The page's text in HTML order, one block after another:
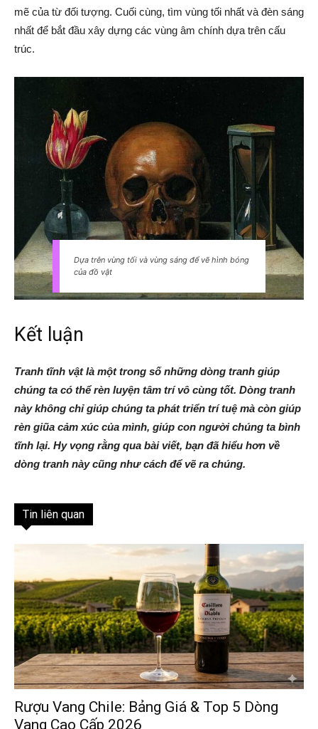
mẽ của từ đối tượng. Cuối cùng, tìm vùng tối nhất và đèn sáng
nhất để bắt đầu xây dựng các vùng âm chính dựa trên cấu
trúc.
Dựa trên vùng tối và vùng sáng để vẽ hình bóng
của đồ vật
Kết luận
Tranh tĩnh vật là một trong số những dòng tranh giúp
chúng ta có thể rèn luyện tâm trí vô cùng tốt. Dòng tranh
này không chỉ giúp chúng ta phát triển trí tuệ mà còn giúp
rèn giũa cảm xúc của mình, giúp con người chúng ta bình
tĩnh lại. Hy vọng rằng qua bài viết, bạn đã hiểu hơn về
dòng tranh này cũng như cách để vẽ ra chúng.
Tin liên quan
Rượu Vang Chile: Bảng Giá & Top 5 Dòng
Vang Cao Cấp 2026